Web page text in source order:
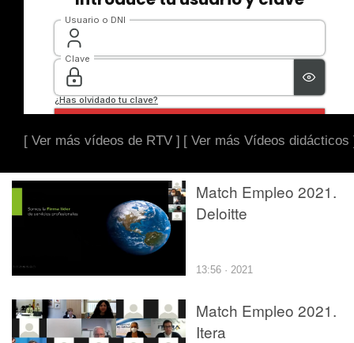
[ Ver más vídeos de RTV ] [ Ver más Vídeos didácticos
Match Empleo 2021.
Deloitte
13:56 · 2021
Match Empleo 2021.
Itera